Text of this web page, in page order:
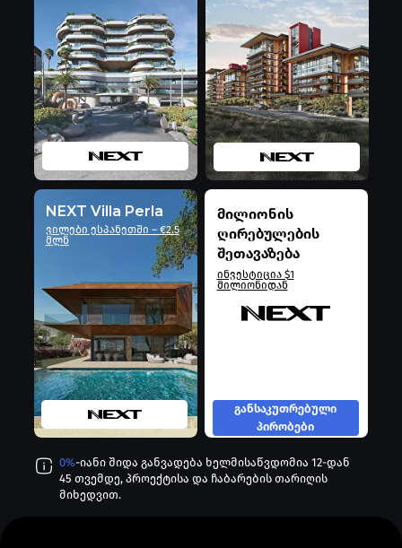
0%-იანი შიდა განვადება ხელმისაწვდომია 12-დან
45 თვემდე, პროექტისა და ჩაბარების თარიღის
მიხედვით.
მილიონის
ღირებულების
შეთავაზება
ინვესტიცია $1
მილიონიდან
NEXT Villa Perla
ვილები ესპანეთში – €2.5
მლნ
განსაკუთრებული
პირობები